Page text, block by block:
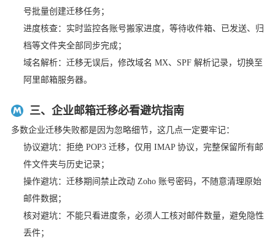
号批量创建迁移任务；
进度核查：实时监控各账号搬家进度，等待收件箱、已发送、归
档等文件夹全部同步完成；
域名解析：迁移无误后，修改域名 MX、SPF 解析记录，切换至
阿里邮箱服务器。
三、企业邮箱迁移必看避坑指南
多数企业迁移失败都是因为忽略细节，这几点一定要牢记：
协议避坑：拒绝 POP3 迁移，仅用 IMAP 协议，完整保留所有邮
件文件夹与历史记录；
操作避坑：迁移期间禁止改动 Zoho 账号密码，不随意清理原始
邮件数据；
核对避坑：不能只看进度条，必须人工核对邮件数量，避免隐性
丢件；